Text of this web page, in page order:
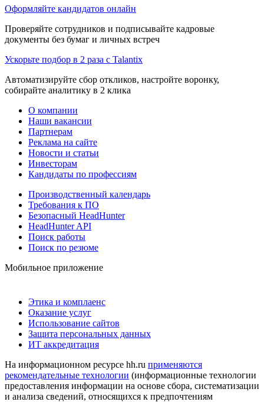
Оформляйте кандидатов онлайн
Проверяйте сотрудников и подписывайте кадровые
документы без бумаг и личных встреч
Ускорьте подбор в 2 раза с Talantix
Автоматизируйте сбор откликов, настройте воронку,
собирайте аналитику в 2 клика
О компании
Наши вакансии
Партнерам
Реклама на сайте
Новости и статьи
Инвесторам
Кандидаты по профессиям
Производственный календарь
Требования к ПО
Безопасный HeadHunter
HeadHunter API
Поиск работы
Поиск по резюме
Мобильное приложение
Этика и комплаенс
Оказание услуг
Использование сайтов
Защита персональных данных
ИТ аккредитация
На информационном ресурсе hh.ru применяются
рекомендательные технологии (информационные технологии
предоставления информации на основе сбора, систематизации
и анализа сведений, относящихся к предпочтениям